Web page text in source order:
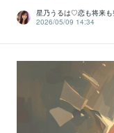
星乃うるは♡恋も将来も
2026/05/09 14:34